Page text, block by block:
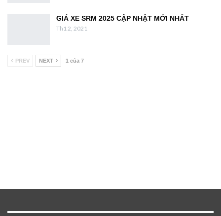
GIÁ XE SRM 2025 CẬP NHẬT MỚI NHẤT
Th1 2, 2021
PREV NEXT 1 của 7